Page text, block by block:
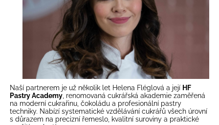
Naší partnerem je už několik let Helena Fléglová a její HF
Pastry Academy , renomovaná cukrářská akademie zaměřená
na moderní cukrařinu, čokoládu a profesionální pastry
techniky. Nabízí systematické vzdělávání cukrářů všech úrovní
s důrazem na precizní řemeslo, kvalitní suroviny a praktické